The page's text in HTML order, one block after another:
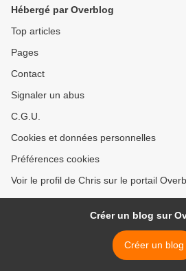
Hébergé par Overblog
Top articles
Pages
Contact
Signaler un abus
C.G.U.
Cookies et données personnelles
Préférences cookies
Voir le profil de Chris sur le portail
Créer un blog sur
Créer un blog